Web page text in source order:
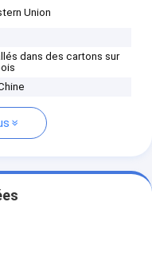
Union
dans des cartons sur